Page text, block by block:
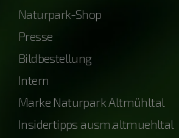
Naturpark-Shop
Presse
Bildbestellung
Intern
Marke Naturpark Altmühltal
Insidertipps ausm.altmuehltal